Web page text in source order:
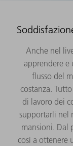
Anche nel
apprendere e
flusso del
costanza.
di lavoro dei
supportarli nel
mansioni. Dal
così a ottenere